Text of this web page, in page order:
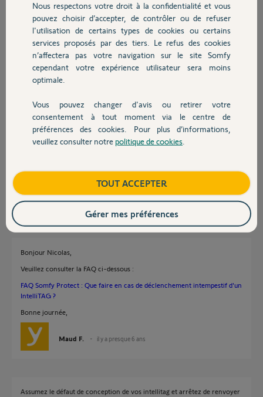
Chauffage
Autres produits
Devis avec un pro
Contact
Participer au fil de discussion
Réponses
capots en passant l'ongle entre le boitier et le capot.
Pour ne pas endommager les pattes de fixation il faut presser fortement
sur le coté du capot et le faire basculer et inversement pour le remettre.
Si vous respecté cette procédure pour les nouveaux capots, ça
Attendez qu'un Yello prenne en compte votre demande.
JACKY M. il y a presque 6 ans
Bonjour Nicolas,
Veuillez consulter la FAQ ci-dessous :
FAQ Somfy Protect : Que faire en cas de déclenchement intempestif d'un
IntelliTAG ?
Bonne journée,
Maud F. il y a presque 6 ans
Assumez le défaut de conception de vos intellitag et arrêtez de renvoyer
Nous respectons votre droit à la confidentialité et vous
pouvez choisir d’accepter, de contrôler ou de refuser
l'utilisation de certains types de cookies ou certains
services proposés par des tiers. Le refus des cookies
n’affectera pas votre navigation sur le site Somfy
cependant votre expérience utilisateur sera moins
optimale.
Vous pouvez changer d'avis ou retirer votre
consentement à tout moment via le centre de
préférences des cookies. Pour plus d’informations,
veuillez consulter notre politique de cookies
TOUT ACCEPTER
Gérer mes préférences